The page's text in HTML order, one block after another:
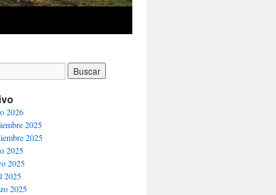
2026
2025
2025
2025
2025
2025
2025